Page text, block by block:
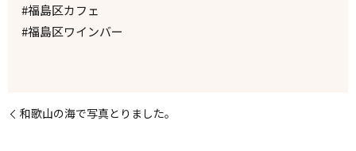
#福島区カフェ
#福島区ワインバー
和歌山の海で写真とりました。